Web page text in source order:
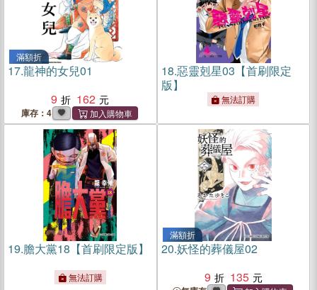
滿額折
17.龍神的女兒01
9
162
庫存：4
18.惡靈剋星03【首刷限定
版】
無法訂購
19.膽大黨18【首刷限定版】
無法訂購
滿額折
20.妖怪的葬儀屋02
9
135